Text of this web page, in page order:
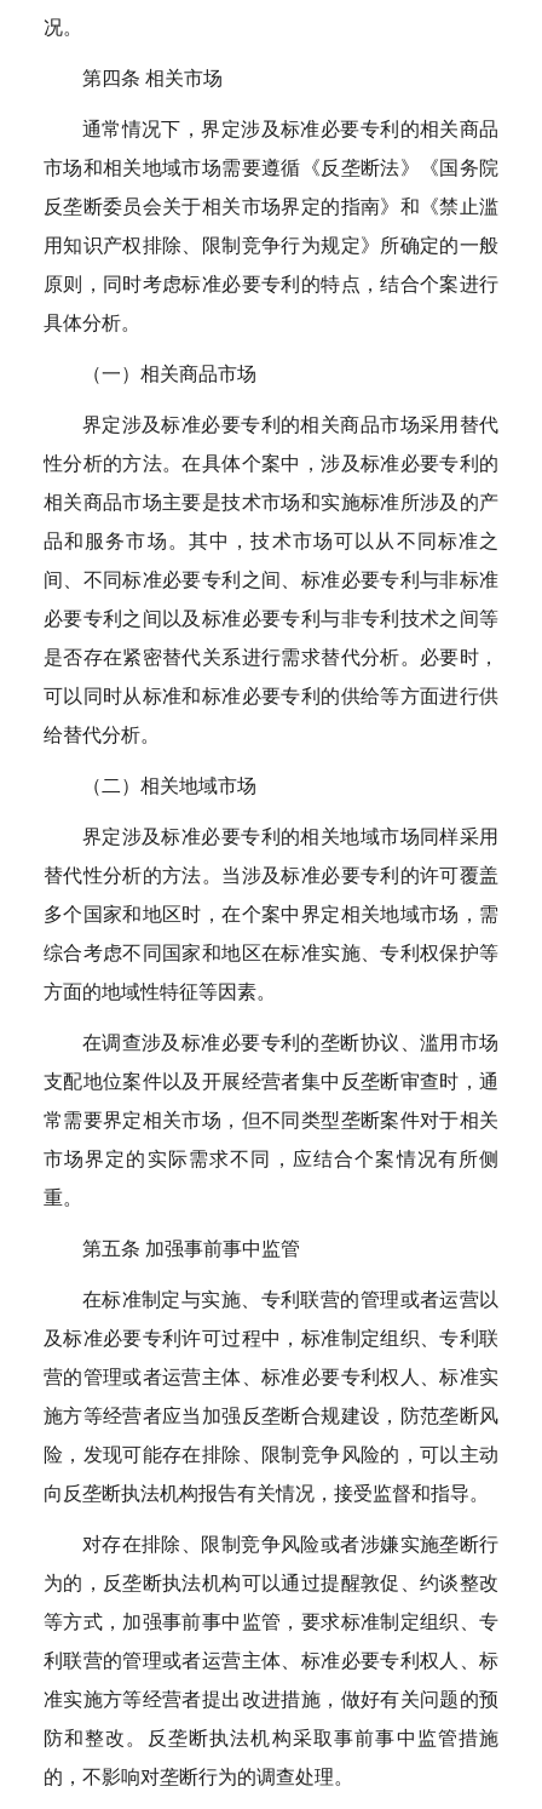
况。
第四条 相关市场
通常情况下，界定涉及标准必要专利的相关商品
市场和相关地域市场需要遵循《反垄断法》《国务院
反垄断委员会关于相关市场界定的指南》和《禁止滥
用知识产权排除、限制竞争行为规定》所确定的一般
原则，同时考虑标准必要专利的特点，结合个案进行
具体分析。
（一）相关商品市场
界定涉及标准必要专利的相关商品市场采用替代
性分析的方法。在具体个案中，涉及标准必要专利的
相关商品市场主要是技术市场和实施标准所涉及的产
品和服务市场。其中，技术市场可以从不同标准之
间、不同标准必要专利之间、标准必要专利与非标准
必要专利之间以及标准必要专利与非专利技术之间等
是否存在紧密替代关系进行需求替代分析。必要时，
可以同时从标准和标准必要专利的供给等方面进行供
给替代分析。
（二）相关地域市场
界定涉及标准必要专利的相关地域市场同样采用
替代性分析的方法。当涉及标准必要专利的许可覆盖
多个国家和地区时，在个案中界定相关地域市场，需
综合考虑不同国家和地区在标准实施、专利权保护等
方面的地域性特征等因素。
在调查涉及标准必要专利的垄断协议、滥用市场
支配地位案件以及开展经营者集中反垄断审查时，通
常需要界定相关市场，但不同类型垄断案件对于相关
市场界定的实际需求不同，应结合个案情况有所侧
重。
第五条 加强事前事中监管
在标准制定与实施、专利联营的管理或者运营以
及标准必要专利许可过程中，标准制定组织、专利联
营的管理或者运营主体、标准必要专利权人、标准实
施方等经营者应当加强反垄断合规建设，防范垄断风
险，发现可能存在排除、限制竞争风险的，可以主动
向反垄断执法机构报告有关情况，接受监督和指导。
对存在排除、限制竞争风险或者涉嫌实施垄断行
为的，反垄断执法机构可以通过提醒敦促、约谈整改
等方式，加强事前事中监管，要求标准制定组织、专
利联营的管理或者运营主体、标准必要专利权人、标
准实施方等经营者提出改进措施，做好有关问题的预
防和整改。反垄断执法机构采取事前事中监管措施
的，不影响对垄断行为的调查处理。